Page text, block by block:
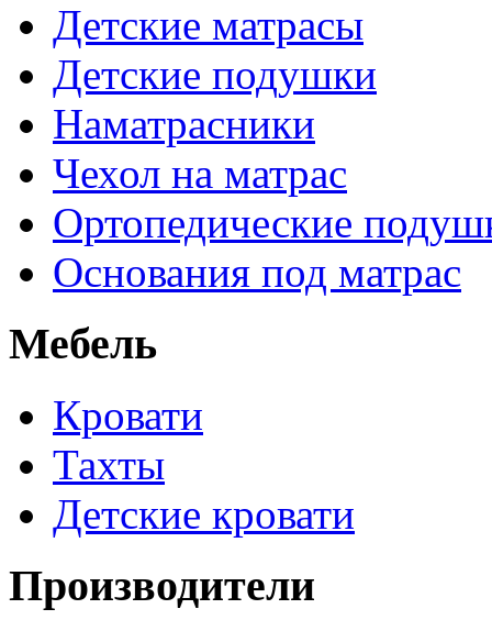
Детские матрасы
Детские подушки
Наматрасники
Чехол на матрас
Ортопедические
Основания под матрас
Мебель
Кровати
Тахты
Детские кровати
Производители